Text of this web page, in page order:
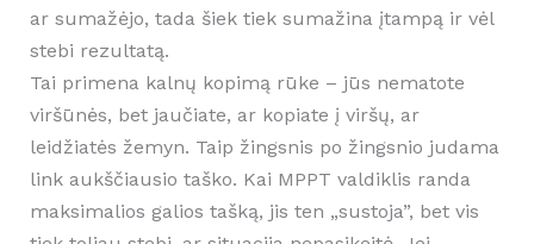
ar sumažėjo, tada šiek tiek sumažina įtampą ir vėl
stebi rezultatą.
Tai primena kalnų kopimą rūke – jūs nematote
viršūnės, bet jaučiate, ar kopiate į viršų, ar
leidžiatės žemyn. Taip žingsnis po žingsnio judama
link aukščiausio taško. Kai MPPT valdiklis randa
maksimalios galios tašką, jis ten „sustoja”, bet vis